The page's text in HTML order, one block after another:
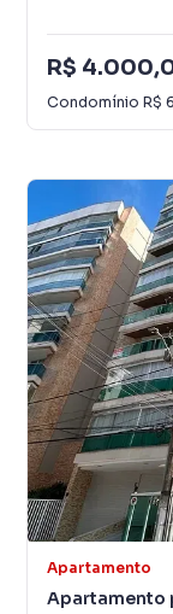
R$
Condomínio R$
Apartamento
Apartamento